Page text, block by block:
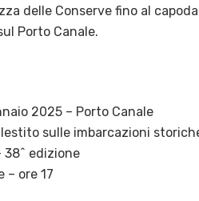
delle Conserve fino al
Porto Canale.
2025 – Porto Canale
sulle imbarcazioni
38^ edizione
– ore 17